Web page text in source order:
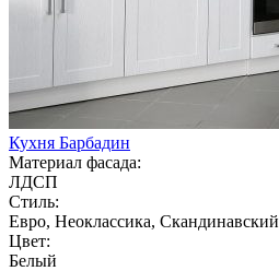
Кухня Барбадин
Материал фасада:
ЛДСП
Стиль:
Евро, Неоклассика, Скандинавский
Цвет:
Белый